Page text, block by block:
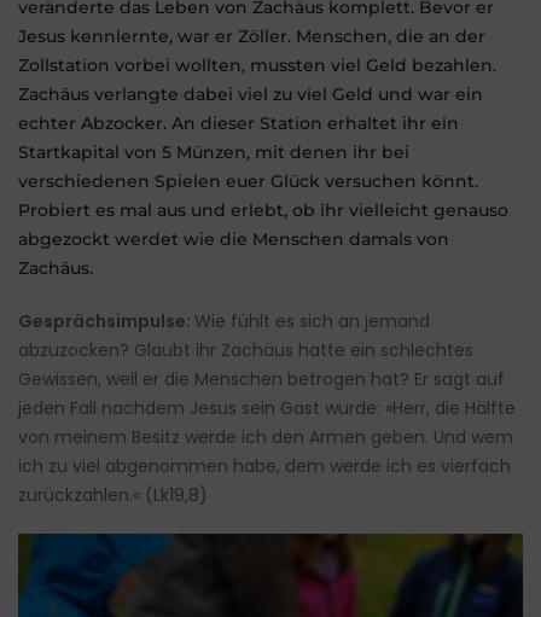
veränderte das Leben von Zachäus komplett. Bevor er
Jesus kennlernte, war er Zöller. Menschen, die an der
Zollstation vorbei wollten, mussten viel Geld bezahlen.
Zachäus verlangte dabei viel zu viel Geld und war ein
echter Abzocker. An dieser Station erhaltet ihr ein
Startkapital von 5 Münzen, mit denen ihr bei
verschiedenen Spielen euer Glück versuchen könnt.
Probiert es mal aus und erlebt, ob ihr vielleicht genauso
abgezockt werdet wie die Menschen damals von
Zachäus.
Gesprächsimpulse: Wie fühlt es sich an jemand
abzuzocken? Glaubt ihr Zachäus hatte ein schlechtes
Gewissen, weil er die Menschen betrogen hat? Er sagt auf
jeden Fall nachdem Jesus sein Gast wurde: »Herr, die Hälfte
von meinem Besitz werde ich den Armen geben. Und wem
ich zu viel abgenommen habe, dem werde ich es vierfach
zurückzahlen.« (Lk19,8)